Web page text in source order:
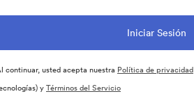
continuar, usted acepta nuestra Política de privacidad
yTérminos del Servicio